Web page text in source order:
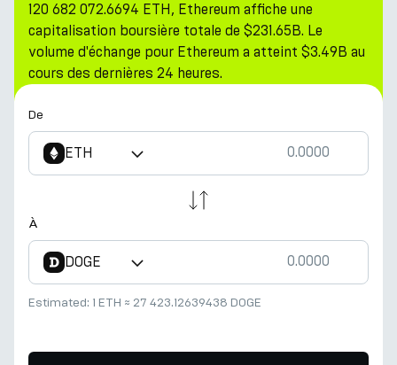
120 682 072.6694 ETH, Ethereum affiche une
capitalisation boursière totale de $231.65B. Le
volume d'échange pour Ethereum a atteint $3.49B au
cours des dernières 24 heures.
De
ETH
À
DOGE
Estimated: 1 ETH ≈ 27 423.12639438 DOGE